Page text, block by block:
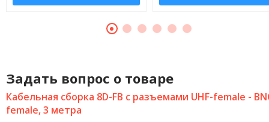
Задать вопрос о товаре
Кабельная сборка 8D-FB с разъемами UHF-female -
female, 3 метра